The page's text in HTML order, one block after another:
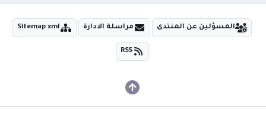
المسؤلين عن المنتدى مراسلة الادارة Sitemap xml
RSS